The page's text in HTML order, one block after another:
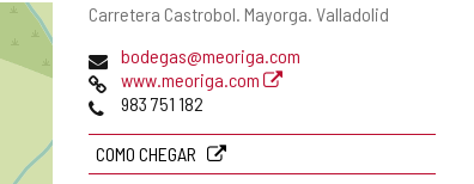
Endereço
Carretera Castrobol. Mayorga. Valladolid
Endereço
de
email
bodegas@meoriga.com
Pagina
web
www.meoriga.com
Telefones
983 751 182
COMO CHEGAR